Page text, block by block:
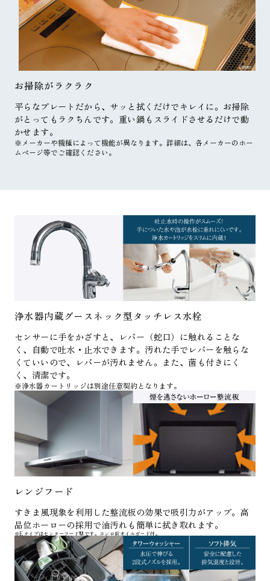
お掃除がラクラク
平らなプレートだから、サッと拭くだけでキレイに。お掃除
がとってもラクちんです。重い鍋もスライドさせるだけで動
かせます。
※メーカーや機種によって機能が異なります。詳細は、各メーカーのホー
ムページ等でご確認ください。
浄水器内蔵グースネック型タッチレス水栓
センサーに手をかざすと、レバー（蛇口）に触れることな
く、自動で吐水・止水できます。汚れた手でレバーを触らな
くていいので、レバーが汚れません。また、菌も付きにく
く、清潔です。
※浄水器カートリッジは別途任意契約となります。
レンジフード
すきま風現象を利用した整流板の効果で吸引力がアップ。高
品位ホーローの採用で油汚れも簡単に拭き取れます。
※Eタイプはセンターフード型です。コンロ前オイルガード付。